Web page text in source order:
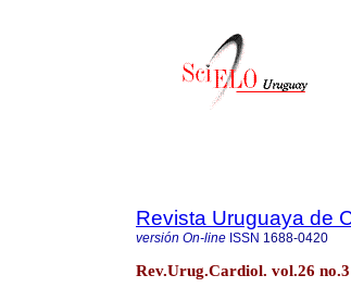
Revista Uruguaya de
versión On-line ISSN 1688-0420
Rev.Urug.Cardiol. vol.26